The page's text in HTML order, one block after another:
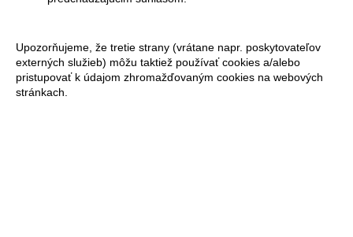
Upozorňujeme, že tretie strany (vrátane napr. poskytovateľov
externých služieb) môžu taktiež používať cookies a/alebo
pristupovať k údajom zhromažďovaným cookies na webových
stránkach.